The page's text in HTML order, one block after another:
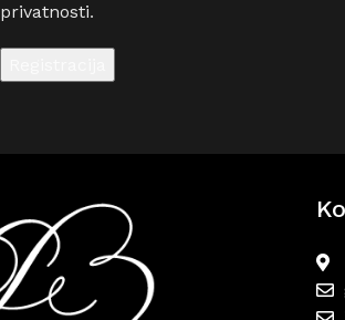
privatnosti.